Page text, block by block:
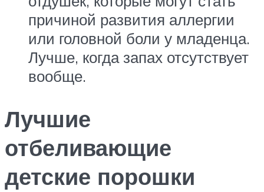
причиной развития аллергии
или головной боли у младенца.
Лучше, когда запах отсутствует
вообще.
Лучшие
отбеливающие
детские порошки